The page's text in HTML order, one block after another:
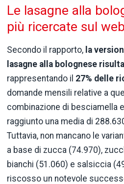
Le lasagne alla
più ricercate sul web
Secondo il rapporto, la
lasagne alla bolognese
rappresentando il 27% delle
domande mensili relative a
combinazione di besciamella
raggiunto una media di
Tuttavia, non mancano le
a base di zucca (74.970),
bianchi (51.060) e salsiccia
riscosso un notevole